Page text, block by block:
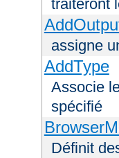
traiteront
assigne
AddType
Associe
spécifié
Définit